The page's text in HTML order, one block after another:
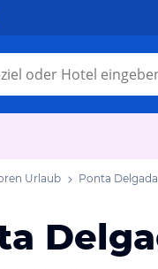
Urlaub Ponta